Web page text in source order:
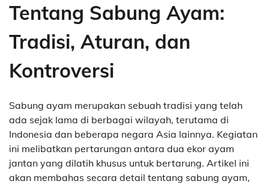
Tentang Sabung Ayam:
Tradisi, Aturan, dan
Kontroversi
Sabung ayam merupakan sebuah tradisi yang telah
ada sejak lama di berbagai wilayah, terutama di
Indonesia dan beberapa negara Asia lainnya. Kegiatan
ini melibatkan pertarungan antara dua ekor ayam
jantan yang dilatih khusus untuk bertarung. Artikel ini
akan membahas secara detail tentang sabung ayam,